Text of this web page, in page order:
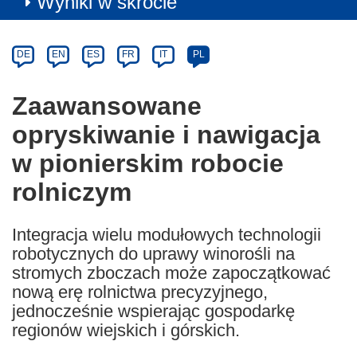
Category
Article
available
the
following
languages:
DE EN ES FR IT PL
Zaawansowane
opryskiwanie i nawigacja
w pionierskim robocie
rolniczym
Integracja wielu modułowych technologii
robotycznych do uprawy winorośli na
stromych zboczach może zapoczątkować
nową erę rolnictwa precyzyjnego,
jednocześnie wspierając gospodarkę
regionów wiejskich i górskich.